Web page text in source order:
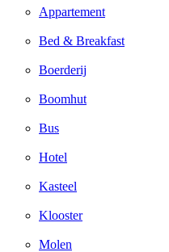
Appartement
Bed & Breakfast
Boerderij
Boomhut
Bus
Hotel
Kasteel
Klooster
Molen